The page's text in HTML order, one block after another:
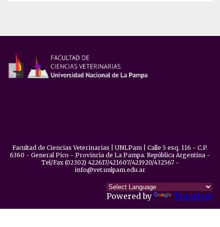
LA ...
Facultad de Ciencias Veterinarias | UNLPam | Calle 5 esq. 116 - C.P.
6360 - General Pico - Provincia de La Pampa. República Argentina -
Tel/Fax (02302) 422617/421607/421920/432567 -
info@vet.unlpam.edu.ar
Powered by Translate